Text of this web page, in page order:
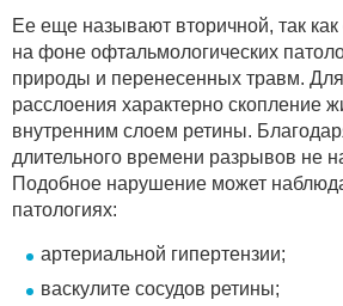
Ее еще называют вторичной, так
на фоне офтальмологических
природы и перенесенных травм. Для
расслоения характерно скопление
внутренним слоем ретины.
длительного времени разрывов не
Подобное нарушение может
патологиях:
артериальной гипертензии;
васкулите сосудов ретины;